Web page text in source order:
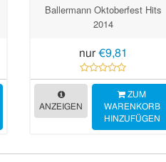
Ballermann Oktoberfest Hits
2014
nur €9,81
ANZEIGEN
ZUM
WARENKORB
HINZUFÜGEN